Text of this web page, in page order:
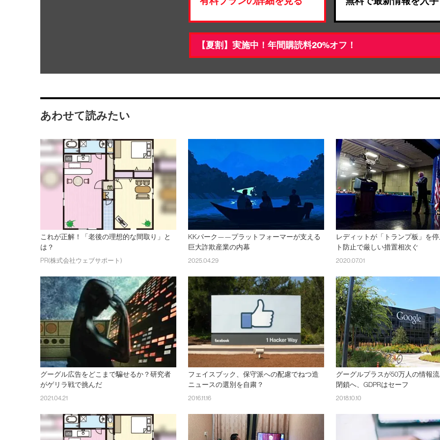
【夏割】実施中！年間購読料20%オフ！
あわせて読みたい
これが正解！「老後の理想的な間取り」と
は？
PR(株式会社ウェブサポート)
KKパーク——プラットフォーマーが支える
巨大詐欺産業の内幕
2025.04.29
レディットが「トランプ板」を
ト防止で厳しい措置相次ぐ
2020.07.01
グーグル広告をどこまで騙せるか？研究者
がゲリラ戦で挑んだ
2021.04.21
フェイスブック、保守派への配慮でねつ造
ニュースの選別を自粛？
2016.11.16
グーグルプラスが50万人の情報
閉鎖へ、GDPRはセーフ
2018.10.10